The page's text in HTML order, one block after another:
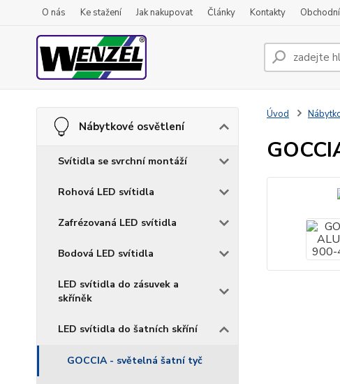
O nás Ke stažení Jak nakupovat Články Kontakty
Nábytkové osvětlení
Svítidla se svrchní montáží
Rohová LED svítidla
Zafrézovaná LED svítidla
Bodová LED svítidla
LED svítidla do zásuvek a
skříněk
LED svítidla do šatních skříní
GOCCIA - světelná šatní tyč
Úvod